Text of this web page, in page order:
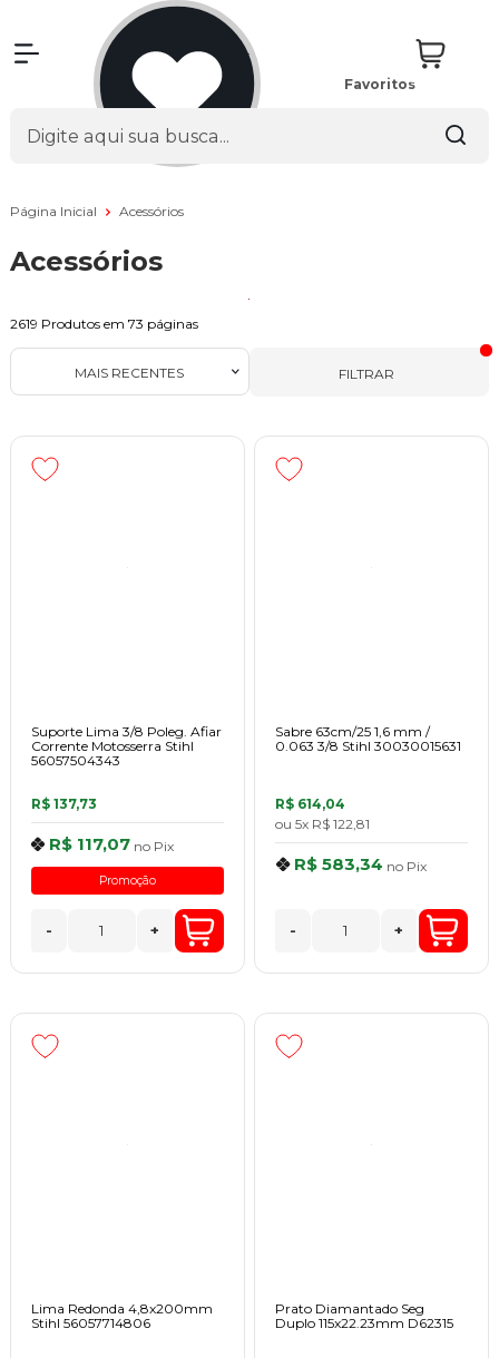
Favoritos
Página Inicial Acessórios
Acessórios
2619 Produtos em 73 páginas
FILTRAR
MAIS RECENTES
Suporte Lima 3/8 Poleg. Afiar
Corrente Motosserra Stihl
56057504343
R$ 137,73
R$ 117,07 no Pix
Promoção
- +
Sabre 63cm/25 1,6 mm /
0.063 3/8 Stihl 30030015631
R$ 614,04
ou 5x R$ 122,81
R$ 583,34 no Pix
- +
Lima Redonda 4,8x200mm
Stihl 56057714806
Prato Diamantado Seg
Duplo 115x22.23mm D62315